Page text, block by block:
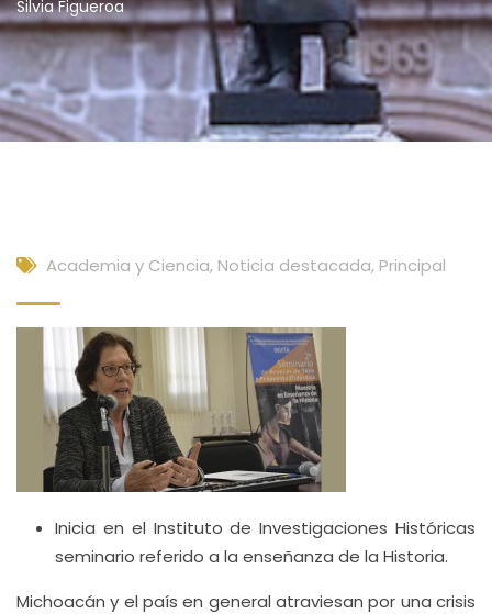
Silvia Figueroa
Academia y Ciencia, Noticia destacada, Principal
Inicia en el Instituto de Investigaciones Históricas
seminario referido a la enseñanza de la Historia.
Michoacán y el país en general atraviesan por una crisis